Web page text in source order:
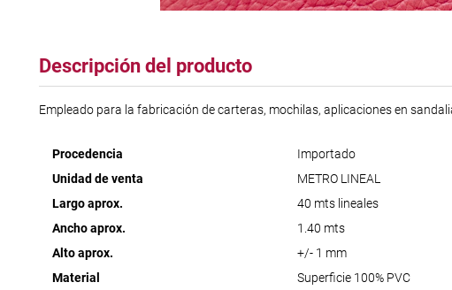
Descripción del producto
Empleado para la fabricación de carteras, mochilas, aplicaciones en
Procedencia
Importado
Unidad de venta
METRO LINEAL
Largo aprox.
40 mts lineales
Ancho aprox.
1.40 mts
Alto aprox.
+/- 1 mm
Material
Superficie 100% PVC